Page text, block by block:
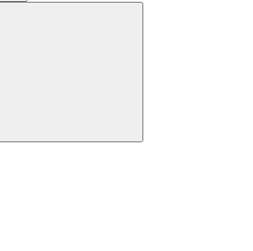
Buscar